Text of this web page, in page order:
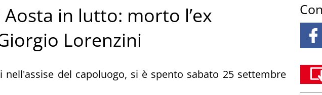
in lutto: morto l’ex
Lorenzini
nell'assise del capoluogo, si è spento sabato 25 settembre